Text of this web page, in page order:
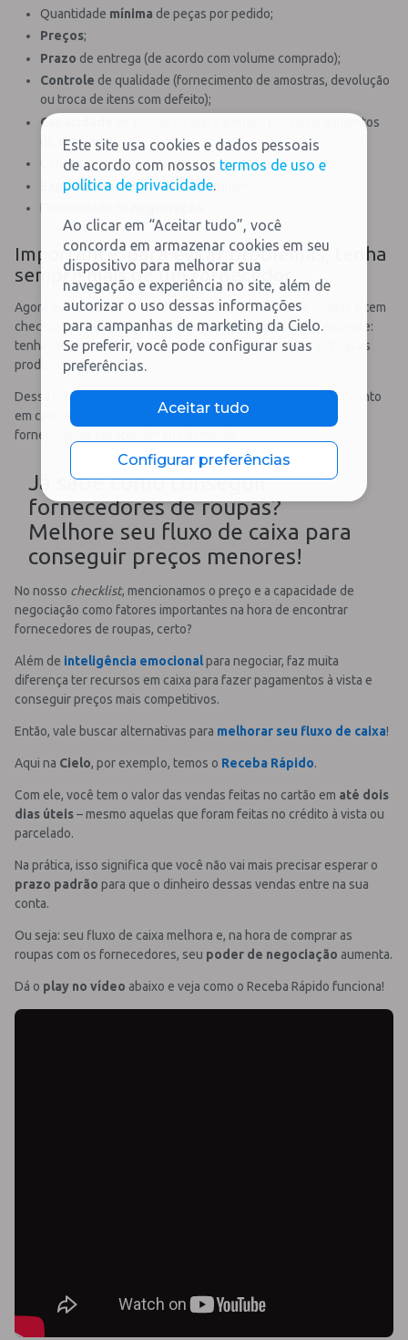
Quantidade mínima de peças por pedido;
Preços;
Prazo de entrega (de acordo com volume comprado);
Controle de qualidade (fornecimento de amostras, devolução
ou troca de itens com defeito);
Capacidade
de produção (para atender possíveis aumentos
de demanda);
Condições depagamento;
Experiência e reputação no segmento;
Flexibilidade de
Importante: para evitar problemas, tenha
sempre mais de um fornecedor
Agora que você já sabe como achar fornecedores de roupas e tem
checklist do que precisa observar nessa busca, vale o lembrete:
tenha sempremais de uma empresafornecendo os principais
produtos do seu catálogo.
Dessa forma, você
para o seu estabelecimento
em caso de algum problema que afete a capacidade dos
fornecedores em atender sua demanda.
Já sabe como conseguir
fornecedores de roupas?
Melhore seu fluxo de caixa para
conseguir preços menores!
No nosso checklist, mencionamos o preço e a capacidade de
negociação como fatores importantes na hora de encontrar
fornecedores de roupas, certo?
Além de inteligência emocionalpara negociar, faz muita
diferença ter recursos em caixa para fazer pagamentos à vista e
conseguir preços mais competitivos.
Então, vale buscar alternativas para melhorar seu fluxo de caixa!
Aqui na Cielo, por exemplo, temos o Receba Rápido.
Com ele, você tem o valor das vendas feitas no cartão em até dois
dias úteis– mesmo aquelas que foram feitas no crédito à vista ou
parcelado.
Na prática, isso significa que você não vai mais precisar esperar o
prazo padrão para que o dinheiro dessas vendas entre na sua
conta.
Ou seja: seu fluxo de caixa melhora e, na hora de comprar as
roupas com os fornecedores, seu poder de negociação aumenta.
Dá o play no vídeo abaixo e veja como o Receba Rápido funciona!
Este site usa cookies e dados pessoais
de acordo com nossos termos de uso e
política de privacidade.
Ao clicar em “Aceitar tudo”, você
concorda em armazenar cookies em seu
dispositivo para melhorar sua
navegação e experiência no site, além de
autorizar o uso dessas informações
para campanhas de marketing da Cielo.
Se preferir, você pode configurar suas
preferências.
Aceitar tudo
Configurar preferências